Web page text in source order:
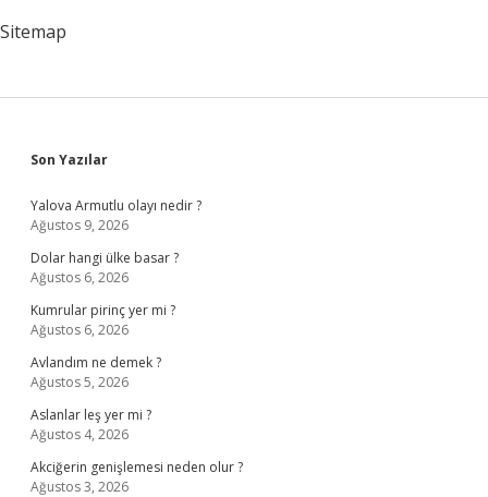
Sitemap
Sidebar
Son Yazılar
Yalova Armutlu olayı nedir ?
Ağustos 9, 2026
Dolar hangi ülke basar ?
Ağustos 6, 2026
Kumrular pirinç yer mi ?
Ağustos 6, 2026
Avlandım ne demek ?
Ağustos 5, 2026
Aslanlar leş yer mi ?
Ağustos 4, 2026
Akciğerin genişlemesi neden olur ?
Ağustos 3, 2026